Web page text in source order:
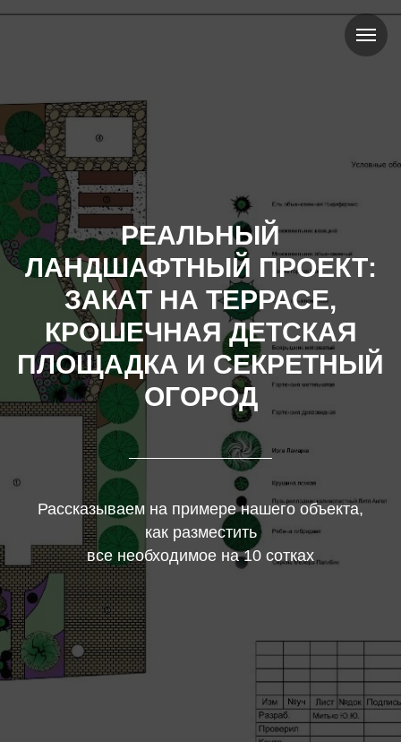
РЕАЛЬНЫЙ
ЛАНДШАФТНЫЙ ПРОЕКТ:
ЗАКАТ НА ТЕРРАСЕ,
КРОШЕЧНАЯ ДЕТСКАЯ
ПЛОЩАДКА И СЕКРЕТНЫЙ
ОГОРОД
Рассказываем на примере нашего объекта,
как разместить
все необходимое на 10 сотках